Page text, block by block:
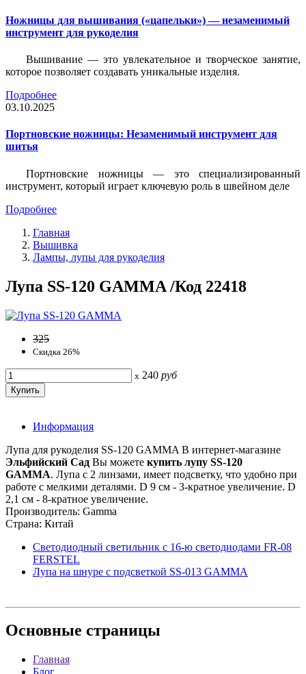
Ножницы для вышивания («цапельки») — незаменимый
инструмент для рукоделия
Вышивание — это увлекательное и творческое занятие,
которое позволяет создавать уникальные изделия.
Подробнее
03.10.2025
Портновские ножницы: Незаменимый инструмент для
шитья
Портновские ножницы — это специализированный
инструмент, который играет ключевую роль в швейном деле
Подробнее
Главная
Вышивка
Лампы, лупы для рукоделия
Лупа SS-120 GAMMA /Код 22418
325
Скидка 26%
x 240 руб
Информация
Лупа для рукоделия SS-120 GAMMA В интернет-магазине
Эльфийский Сад Вы можете купить лупу SS-120
GAMMA. Лупа с 2 линзами, имеет подсветку, что удобно при
работе с мелкими деталями. D 9 см - 3-кратное увеличение. D
2,1 см - 8-кратное увеличение.
Производитель: Gamma
Страна: Китай
Светодиодный светильник с 16-ю светодиодами FR-08
FERSTEL
Лупа на шнуре с подсветкой SS-013 GAMMA
Основные страницы
Главная